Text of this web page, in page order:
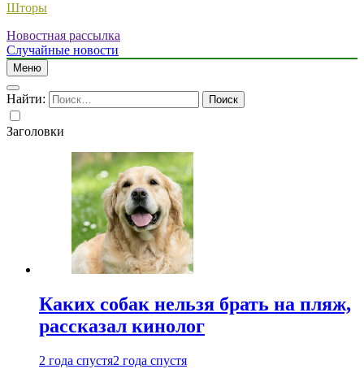
Шторы
Новостная рассылка
Случайные новости
Меню
Найти:
Заголовки
Каких собак нельзя брать на пляж,
рассказал кинолог
2 года спустя2 года спустя